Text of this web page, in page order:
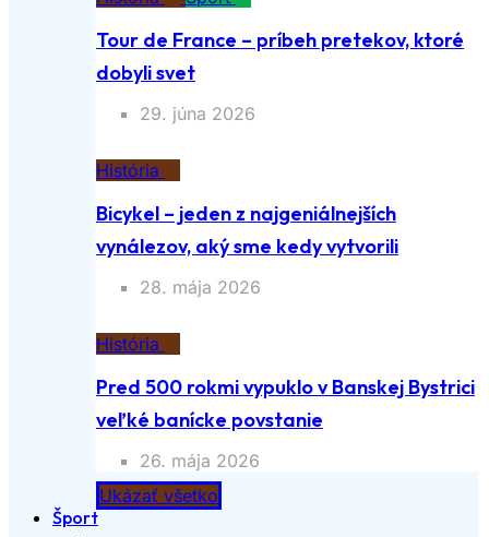
Tour de France – príbeh pretekov, ktoré
dobyli svet
29. júna 2026
História
Bicykel – jeden z najgeniálnejších
vynálezov, aký sme kedy vytvorili
28. mája 2026
História
Pred 500 rokmi vypuklo v Banskej Bystrici
veľké banícke povstanie
26. mája 2026
Ukázať všetko
Šport